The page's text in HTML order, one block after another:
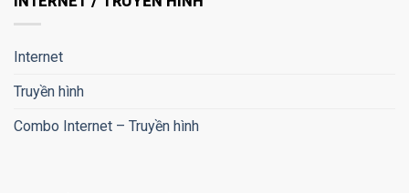
Internet
Truyền hình
Combo Internet – Truyền hình